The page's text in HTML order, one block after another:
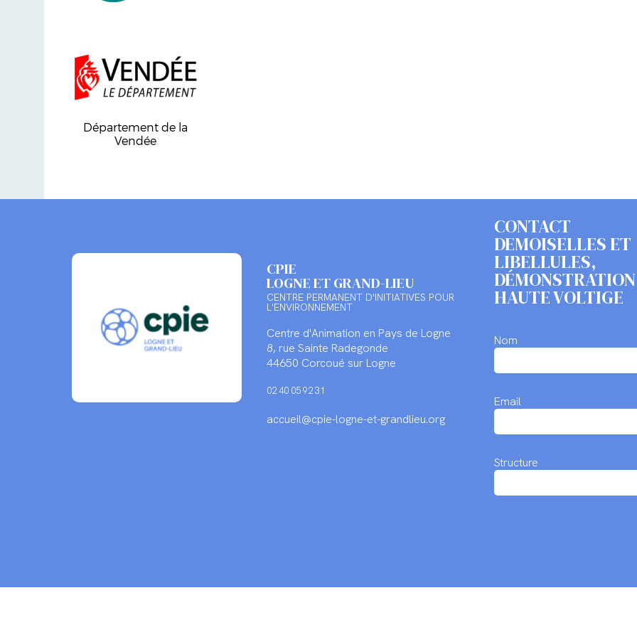
Département de la
Vendée
CPIE
LOGNE ET GRAND-LIEU
CENTRE PERMANENT D'INITIATIVES POUR
L'ENVIRONNEMENT
Centre d'Animation en Pays de Logne
8, rue Sainte Radegonde
44650 Corcoué sur Logne
02 40 05 92 31
accueil@cpie-logne-et-grandlieu.org
CONTACT
DEMOISELLES ET
LIBELLULES,
HAUTE VOLTIGE
Nom
Email
Structure